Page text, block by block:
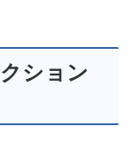
ション